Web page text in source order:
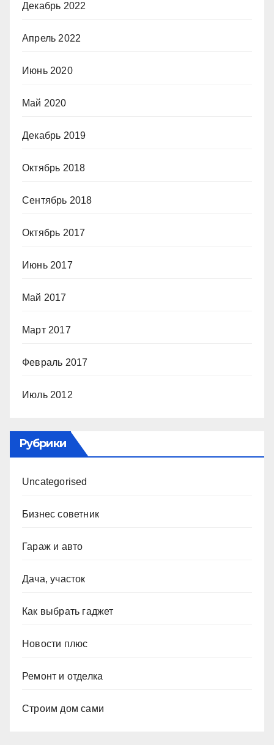
Декабрь 2022
Апрель 2022
Июнь 2020
Май 2020
Декабрь 2019
Октябрь 2018
Сентябрь 2018
Октябрь 2017
Июнь 2017
Май 2017
Март 2017
Февраль 2017
Июль 2012
Рубрики
Uncategorised
Бизнес советник
Гараж и авто
Дача, участок
Как выбрать гаджет
Новости плюс
Ремонт и отделка
Строим дом сами